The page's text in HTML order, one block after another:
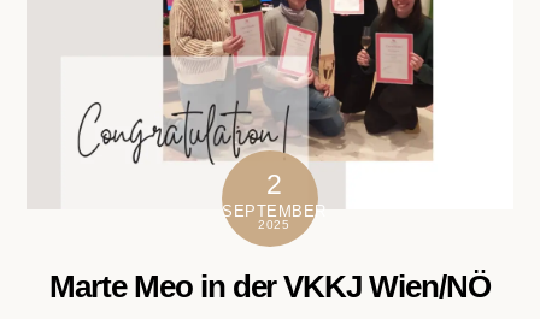
2
SEPTEMBER
2025
Marte Meo in der VKKJ Wien/NÖ